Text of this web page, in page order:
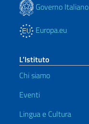
Governo Italiano
Europa.eu
L’Istituto
Chi siamo
Eventi
Lingua e Cultura